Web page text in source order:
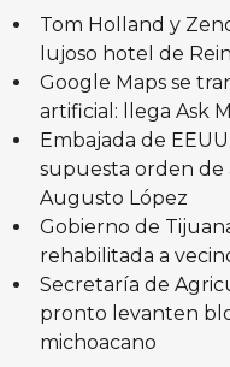
Tom Holland y
lujoso hotel de
Google Maps se
artificial: llega Ask
Embajada de
supuesta orden de
Augusto López
Gobierno de
rehabilitada a
Secretaría de
pronto levanten
michoacano